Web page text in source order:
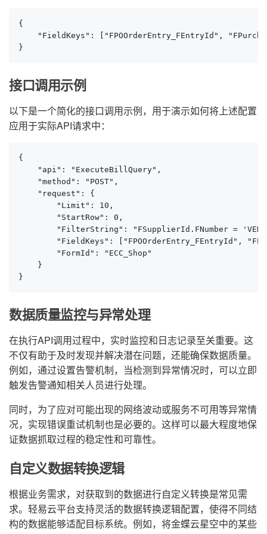
{
"FieldKeys": ["FPOOrderEntry_FEntryId",
}
接口调用示例
以下是一个简化的接口调用示例，用于演示如何将上述配置
应用于实际API请求中：
{
    "api": "ExecuteBillQuery",
    "method": "POST",
    "request": {
        "Limit": 10,
        "StartRow": 0,
"FilterString": "FSupplierId.FNumber =
"FieldKeys": ["FPOOrderEntry_FEntryId",
        "FormId": "ECC_Shop"
    }
}
数据质量监控与异常处理
在执行API调用过程中，实时监控和日志记录至关重要。这
不仅有助于及时发现并解决潜在问题，还能确保数据质量。
例如，通过设置告警机制，当检测到异常情况时，可以立即
触发告警通知相关人员进行处理。
同时，为了应对可能出现的网络波动或服务不可用等异常情
况，实现错误重试机制也是必要的。这样可以最大程度地保
证数据抓取过程的稳定性和可靠性。
自定义数据转换逻辑
根据业务需求，对获取到的数据进行自定义转换是常见需
求。轻易云平台支持灵活的数据转换逻辑配置，使得不同结
构的数据能够适配目标系统。例如，将金蝶云星空中的某些